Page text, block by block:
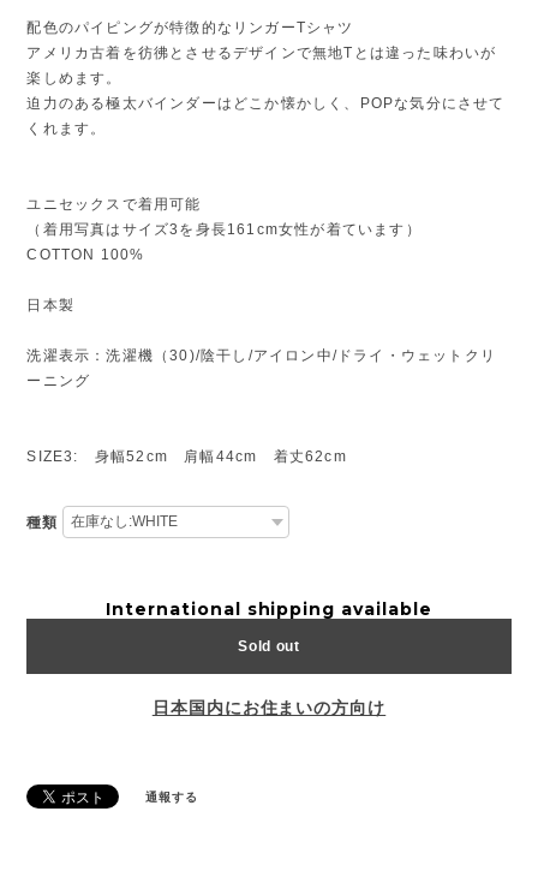
配色のパイピングが特徴的なリンガーTシャツ
アメリカ古着を彷彿とさせるデザインで無地Tとは違った味わいが
楽しめます。
迫力のある極太バインダーはどこか懐かしく、POPな気分にさせて
くれます。
ユニセックスで着用可能
（着用写真はサイズ3を身長161cm女性が着ています）
COTTON 100%
日本製
洗濯表示：洗濯機（30)/陰干し/アイロン中/ドライ・ウェットクリ
ーニング
SIZE3: 身幅52cm 肩幅44cm 着丈62cm
種類
International shipping available
Sold out
日本国内にお住まいの方向け
通報する